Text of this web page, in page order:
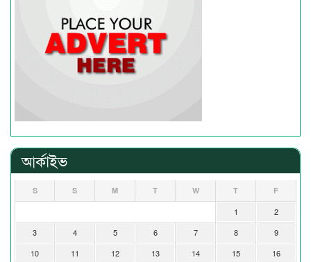
আর্কাইভ
S S M T W T F
1
2
3
4 5 6 7 8
9
10
11 12 13 14 15
16